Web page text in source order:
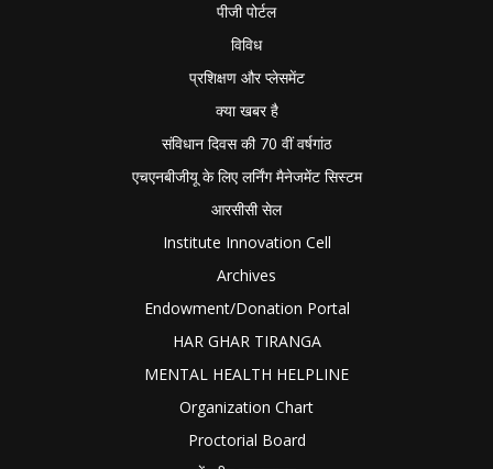
पीजी पोर्टल
विविध
प्रशिक्षण और प्लेसमेंट
क्या खबर है
संविधान दिवस की 70 वीं वर्षगांठ
एचएनबीजीयू के लिए लर्निंग मैनेजमेंट सिस्टम
आरसीसी सेल
Institute Innovation Cell
Archives
Endowment/Donation Portal
HAR GHAR TIRANGA
MENTAL HEALTH HELPLINE
Organization Chart
Proctorial Board